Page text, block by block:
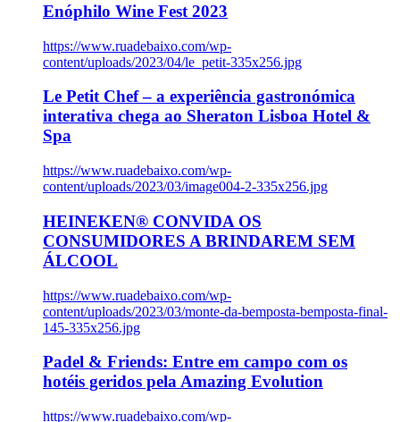
Enóphilo Wine Fest 2023
https://www.ruadebaixo.com/wp-
content/uploads/2023/04/le_petit-335x256.jpg
Le Petit Chef – a experiência gastronómica
interativa chega ao Sheraton Lisboa Hotel &
Spa
https://www.ruadebaixo.com/wp-
content/uploads/2023/03/image004-2-335x256.jpg
HEINEKEN® CONVIDA OS
CONSUMIDORES A BRINDAREM SEM
ÁLCOOL
https://www.ruadebaixo.com/wp-
content/uploads/2023/03/monte-da-bemposta-bemposta-final-
145-335x256.jpg
Padel & Friends: Entre em campo com os
hotéis geridos pela Amazing Evolution
https://www.ruadebaixo.com/wp-